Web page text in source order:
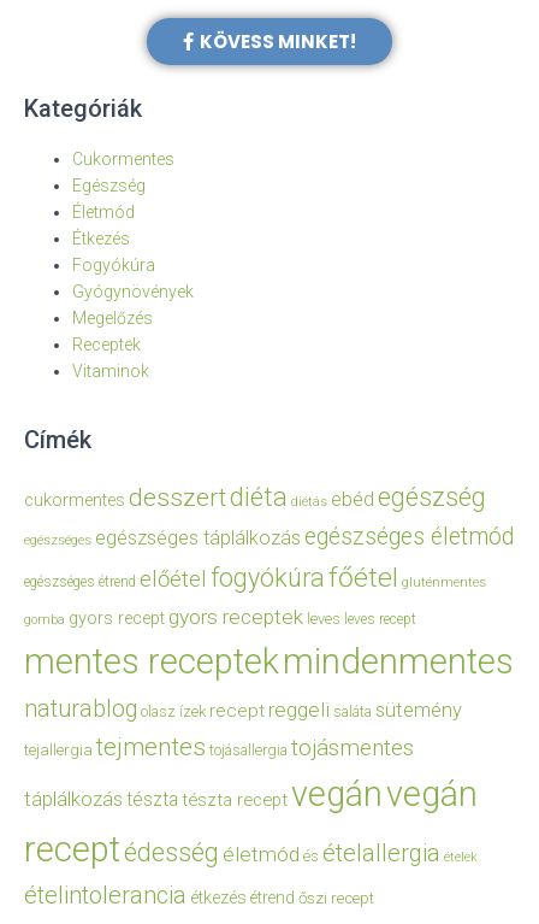
KÖVESS MINKET!
Kategóriák
Cukormentes
Egészség
Életmód
Étkezés
Fogyókúra
Gyógynövények
Megelőzés
Receptek
Vitaminok
Címék
cukormentes desszertdiéta diétás ebéd egészség
egészséges egészséges táplálkozás egészséges életmód
egészséges étrend előétel fogyókúrafőétel gluténmentes
gomba gyors recept gyors receptek leves leves recept
mentes receptekmindenmentes
naturablog olasz ízek recept reggeli saláta sütemény
tejallergia tejmentes tojásallergia tojásmentes
táplálkozás tészta tészta receptvegánvegán
receptédesség életmód és ételallergia ételek
ételintolerancia étkezés étrend őszi recept